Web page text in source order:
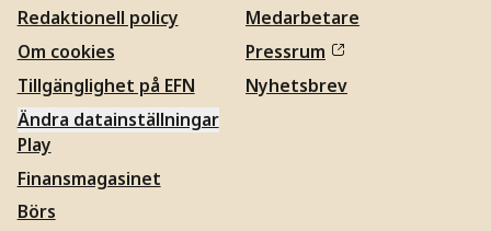
Redaktionell policy
Om cookies
Tillgänglighet på EFN
Ändra datainställningar
Medarbetare
Pressrum
Nyhetsbrev
Play
Finansmagasinet
Börs